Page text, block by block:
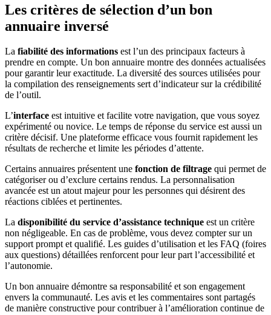
Les critères de sélection d’un bon
annuaire inversé
La fiabilité des informations est l’un des principaux facteurs à
prendre en compte. Un bon annuaire montre des données actualisées
pour garantir leur exactitude. La diversité des sources utilisées pour
la compilation des renseignements sert d’indicateur sur la crédibilité
de l’outil.
L’interface est intuitive et facilite votre navigation, que vous soyez
expérimenté ou novice. Le temps de réponse du service est aussi un
critère décisif. Une plateforme efficace vous fournit rapidement les
résultats de recherche et limite les périodes d’attente.
Certains annuaires présentent une fonction de filtrage qui permet de
catégoriser ou d’exclure certains rendus. La personnalisation
avancée est un atout majeur pour les personnes qui désirent des
réactions ciblées et pertinentes.
La disponibilité du service d’assistance technique est un critère
non négligeable. En cas de problème, vous devez compter sur un
support prompt et qualifié. Les guides d’utilisation et les FAQ (foires
aux questions) détaillées renforcent pour leur part l’accessibilité et
l’autonomie.
Un bon annuaire démontre sa responsabilité et son engagement
envers la communauté. Les avis et les commentaires sont partagés
de manière constructive pour contribuer à l’amélioration continue de